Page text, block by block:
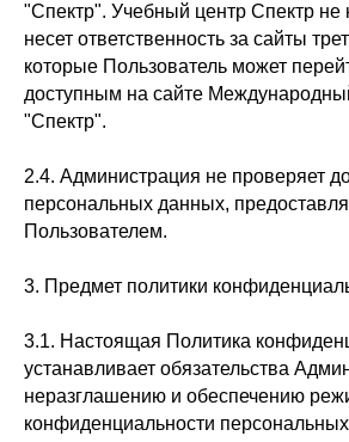
"Спектр". Учебный центр Спектр не
несет ответственность за сайты
которые Пользователь может
доступным на сайте
"Спектр".
2.4. Администрация не проверяет
персональных данных,
Пользователем.
3. Предмет политики
3.1. Настоящая Политика
устанавливает обязательства
неразглашению и обеспечению
конфиденциальности